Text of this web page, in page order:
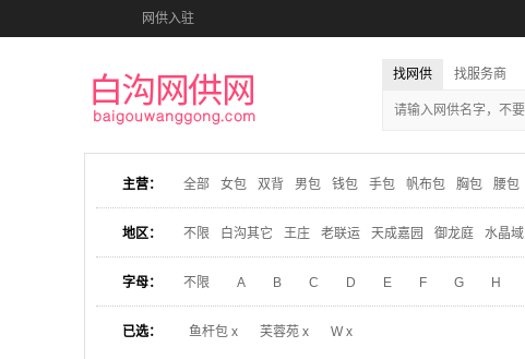
网供入驻
找网供 找服务商
主营： 全部 女包 双背 男包 钱包 手包 帆布包 胸包 腰包
地区： 不限 白沟其它 王庄 老联运 天成嘉园 御龙庭 水晶域
字母： 不限 A B C D E F G H
已选： 鱼杆包 x 芙蓉苑 x W x